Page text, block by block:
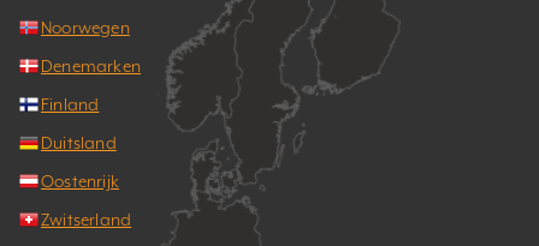
Noorwegen
Denemarken
Finland
Duitsland
Oostenrijk
Zwitserland